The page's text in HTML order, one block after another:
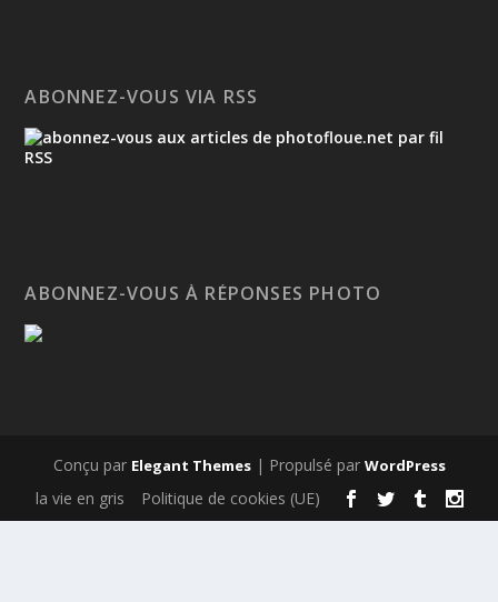
ABONNEZ-VOUS VIA RSS
ABONNEZ-VOUS À RÉPONSES PHOTO
Conçu par Elegant Themes| Propulsé par WordPress
la vie en gris Politique de cookies (UE)